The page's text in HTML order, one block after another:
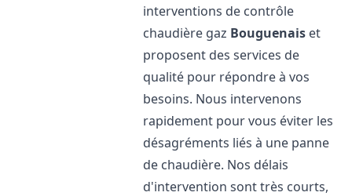
interventions de contrôle
chaudière gaz Bouguenais et
proposent des services de
qualité pour répondre à vos
besoins. Nous intervenons
rapidement pour vous éviter les
désagréments liés à une panne
de chaudière. Nos délais
d'intervention sont très courts,